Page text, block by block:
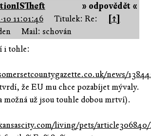
» odpovědět «
10 11:01:46 Titulek: Re:
[↑]
Mail: schován
i tohle:
news/
že EU mu chce pozabíjet mývaly.
možná už jsou touhle dobou mrtví).
living/pets/article306840/